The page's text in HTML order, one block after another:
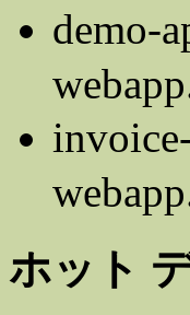
demo-
ホット